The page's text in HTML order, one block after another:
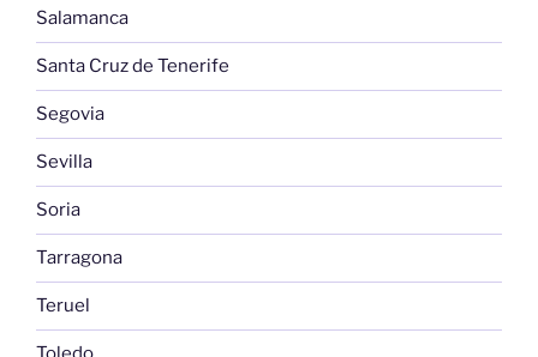
Salamanca
Santa Cruz de Tenerife
Segovia
Sevilla
Soria
Tarragona
Teruel